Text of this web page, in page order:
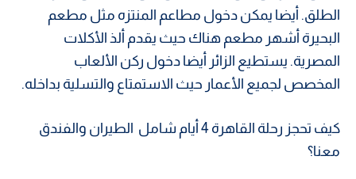
الطلق. أيضا يمكن دخول مطاعم المنتزه مثل مطعم
البحيرة أشهر مطعم هناك حيث يقدم ألذ الأكلات
المصرية. يستطيع الزائر أيضا دخول ركن الألعاب
المخصص لجميع الأعمار حيث الاستمتاع والتسلية بداخله.
كيف تحجز رحلة القاهرة 4 أيام شامل الطيران والفندق
معنا؟